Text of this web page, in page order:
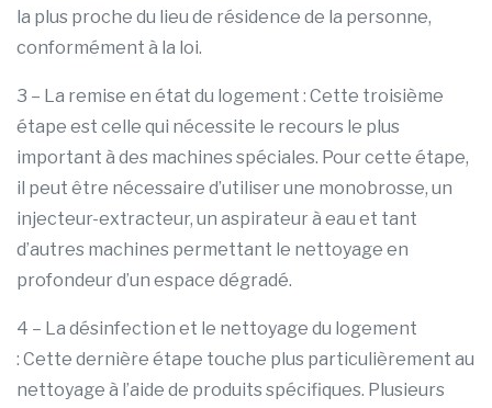
la plus proche du lieu de résidence de la personne,
conformément à la loi.
3 – La remise en état du logement : Cette troisième
étape est celle qui nécessite le recours le plus
important à des machines spéciales. Pour cette étape,
il peut être nécessaire d’utiliser une monobrosse, un
injecteur-extracteur, un aspirateur à eau et tant
d’autres machines permettant le nettoyage en
profondeur d’un espace dégradé.
4 – La désinfection et le nettoyage du logement
: Cette dernière étape touche plus particulièrement au
nettoyage à l’aide de produits spécifiques. Plusieurs